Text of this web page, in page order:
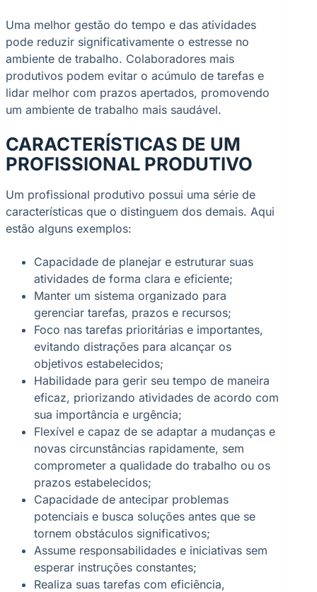
Uma melhor gestão do tempo e das atividades
pode reduzir significativamente o estresse no
ambiente de trabalho. Colaboradores mais
produtivos podem evitar o acúmulo de tarefas e
lidar melhor com prazos apertados, promovendo
um ambiente de trabalho mais saudável.
CARACTERÍSTICAS DE UM
PROFISSIONAL PRODUTIVO
Um profissional produtivo possui uma série de
características que o distinguem dos demais. Aqui
estão alguns exemplos:
Capacidade de planejar e estruturar suas
atividades de forma clara e eficiente;
Manter um sistema organizado para
gerenciar tarefas, prazos e recursos;
Foco nas tarefas prioritárias e importantes,
evitando distrações para alcançar os
objetivos estabelecidos;
Habilidade para gerir seu tempo de maneira
eficaz, priorizando atividades de acordo com
sua importância e urgência;
Flexível e capaz de se adaptar a mudanças e
novas circunstâncias rapidamente, sem
comprometer a qualidade do trabalho ou os
prazos estabelecidos;
Capacidade de antecipar problemas
potenciais e busca soluções antes que se
tornem obstáculos significativos;
Assume responsabilidades e iniciativas sem
esperar instruções constantes;
Realiza suas tarefas com eficiência,